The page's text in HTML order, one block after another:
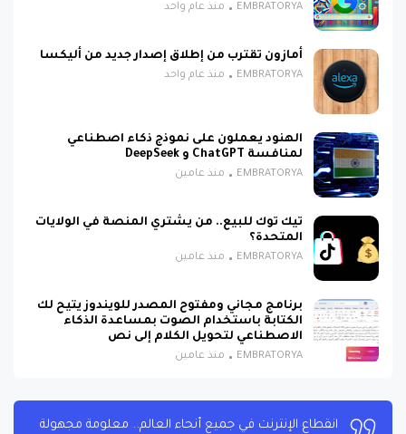
EMBRATORYA منذ عام واحد
أمازون تقترب من إطلاق إصدار جديد من أليكسا
EMBRATORYA منذ عام واحد
الهنود يعملون على نموذج ذكاء اصطناعي
لمنافسة ChatGPT و DeepSeek
EMBRATORYA منذ عامين
تيك توك للبيع.. من يشتري المنصة في الولايات
المتحدة؟
EMBRATORYA منذ عامين
برنامج مجاني ومفتوح المصدر للويندوز يتيح لك
الكتابة باستخدام الصوت بمساعدة الذكاء
الاصطناعي لتحويل الكلام إلى نص
EMBRATORYA منذ عامين
لا يزال ثلث سكان العالم في 2023 محرومين من الوصول